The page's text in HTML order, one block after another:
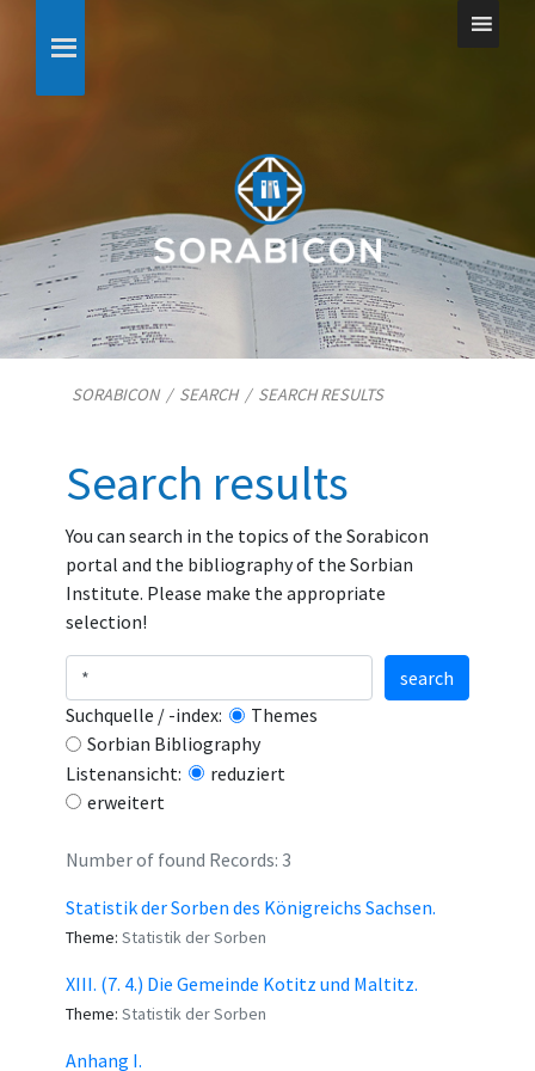
SORABICON/ SEARCH/ SEARCH RESULTS
Search results
You can search in the topics of the Sorabicon
portal and the bibliography of the Sorbian
Institute. Please make the appropriate
selection!
Suchquelle / -index:
Themes
Sorbian Bibliography
Listenansicht:
reduziert
erweitert
search
Number of found Records: 3
Statistik der Sorben des Königreichs Sachsen.
Theme: Statistik der Sorben
XIII. (7. 4.) Die Gemeinde Kotitz und Maltitz.
Theme: Statistik der Sorben
Anhang I.